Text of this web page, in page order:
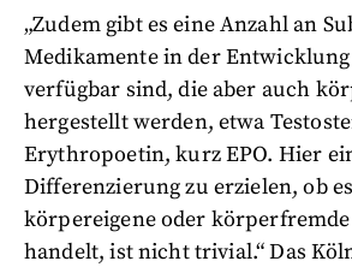
„Zudem gibt es eine Anzahl an
Medikamente in der
verfügbar sind, die aber auch
hergestellt werden, etwa
Erythropoetin, kurz EPO. Hier
Differenzierung zu erzielen, ob
körpereigene oder
handelt, ist nicht trivial.“ Das